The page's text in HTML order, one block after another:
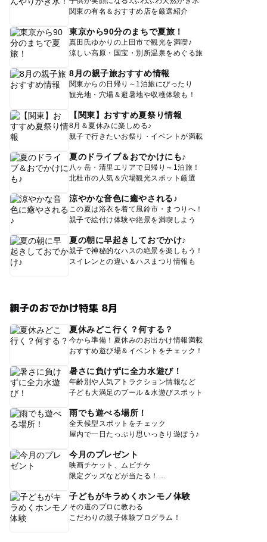
関東の有名＆おすすめ店を厳選紹介
東京から90分のまちで夏旅！
真田氏ゆかりの上田市で観光を満喫♪
涼しい高原・国宝・別所温泉をめぐる旅
8月の親子旅おすすめ情報
関東からの日帰り～1泊旅にぴったり
観光地・穴場＆避暑地や収穫体験も！
【関東】おすすめ夏祭り情報
8月＆夏休みに楽しめる♪
親子で行きたいお祭り・イベントが満載
夏のドライブ＆おでかけにも♪
八ヶ岳・清里エリアで日帰り～1泊旅！
北杜市の人気＆穴場観光スポット厳選
涼やかな音色に癒やされる♪
この夏は浴衣を着て風鈴市・まつりへ！
親子で絵付け体験や絶景を満喫しよう
夏の朝に早起きしておでかけ♪
親子で神秘的なハスの絶景を楽しもう！
スイレンとの違い＆ハスまつり情報も
親子のおでかけ特集 8月
夏休みどこ行く？何する？
今から準備！夏休みのお出かけ情報満載
おすすめ遊び場＆イベントをチェック！
暑さに負けずに全力水遊び！
年齢別や人気アトラクション情報など
子ども大満足のプール＆水遊びスポット
雨でも遊べる場所！
全天候型スポットをチェック
屋内で一日たっぷり思いっきり遊ぼう♪
今月のプレゼント
映画チケット、ムビチケ
限定グッズなどが当たる！
子どもがキラめくホンモノ体験
その道のプロに教わる
こだわりの親子体験プログラム！